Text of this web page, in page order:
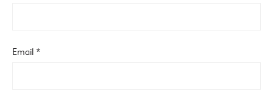
Email *